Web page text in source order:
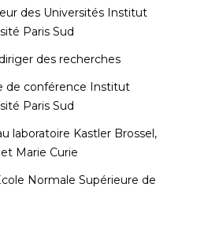
des Universités Institut
Paris Sud
des recherches
de conférence Institut
Paris Sud
laboratoire Kastler Brossel,
Marie Curie
Normale Supérieure de